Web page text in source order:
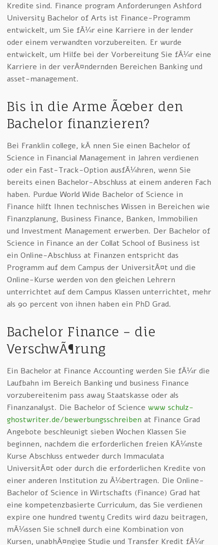
Kredite sind. Finance program Anforderungen Ashford
University Bachelor of Arts ist Finance-Programm
entwickelt, um Sie fÃ¼r eine Karriere in der lender
oder einem verwandten vorzubereiten. Er wurde
entwickelt, um Hilfe bei der Vorbereitung Sie fÃ¼r eine
Karriere in der verÃ¤ndernden Bereichen Banking und
asset-management.
Bis in die Arme Ãœber den
Bachelor finanzieren?
Bei Franklin college, kÃ¶nnen Sie einen Bachelor of
Science in Financial Management in Jahren verdienen
oder ein Fast-Track-Option ausfÃ¼hren, wenn Sie
bereits einen Bachelor-Abschluss at einem anderen Fach
haben. Purdue World Wide Bachelor of Science in
Finance hilft Ihnen technisches Wissen in Bereichen wie
Finanzplanung, Business Finance, Banken, Immobilien
und Investment Management erwerben. Der Bachelor of
Science in Finance an der Collat School of Business ist
ein Online-Abschluss at Finanzen entspricht das
Programm auf dem Campus der UniversitÃ¤t und die
Online-Kurse werden von den gleichen Lehrern
unterrichtet auf dem Campus Klassen unterrichtet, mehr
als 90 percent von ihnen haben ein PhD Grad.
Bachelor Finance – die
VerschwÃ¶rung
Ein Bachelor at Finance Accounting werden Sie fÃ¼r die
Laufbahn im Bereich Banking und business Finance
vorzubereitenim pass away Staatskasse oder als
Finanzanalyst. Die Bachelor of Science www schulz-
ghostwriter.de/bewerbungsschreiben at Finance Grad
Angebote beschleunigt sieben Wochen Klassen Sie
beginnen, nachdem die erforderlichen freien KÃ¼nste
Kurse Abschluss entweder durch Immaculata
UniversitÃ¤t oder durch die erforderlichen Kredite von
einer anderen Institution zu Ã¼bertragen. Die Online-
Bachelor of Science in Wirtschafts (Finance) Grad hat
eine kompetenzbasierte Curriculum, das Sie verdienen
expire one hundred twenty Credits wird dazu beitragen,
mÃ¼ssen Sie schnell durch eine Kombination von
Kursen, unabhÃ¤ngige Studie und Transfer Kredit fÃ¼r